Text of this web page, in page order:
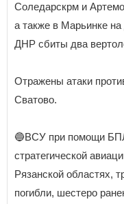
Соледарскрм и
а также в Марьинке
ДНР сбиты два
Отражены атаки
Сватово.
🔵ВСУ при помощи
стратегической
Рязанской областях,
погибли, шестеро